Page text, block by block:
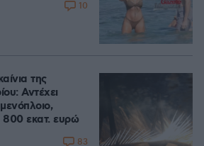
10
της
Αντέχει
800 εκατ. ευρώ
83